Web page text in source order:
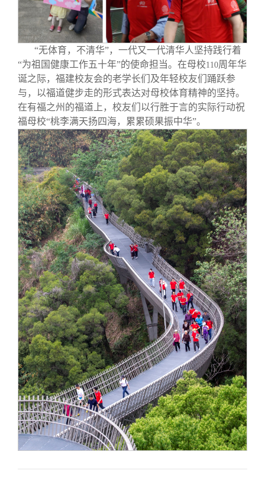
“无体育，不清华”，一代又一代清华人坚持践行着
“为祖国健康工作五十年”的使命担当。在母校110周年华
诞之际，福建校友会的老学长们及年轻校友们踊跃参
与，以福道健步走的形式表达对母校体育精神的坚持。
在有福之州的福道上，校友们以行胜于言的实际行动祝
福母校“桃李满天扬四海，累累硕果振中华”。